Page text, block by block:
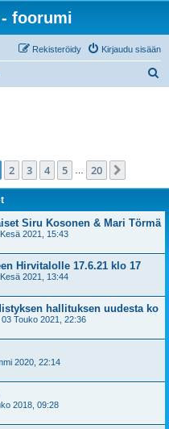
foorumi
Kirjaudu sisään
Rekisteröidy
/20
2 3 4 5 20
Siru Kosonen & Mari Törmä
2021, 15:43
Hirvitalolle 17.6.21 klo 17
2021, 13:44
hallituksen uudesta ko
03 Touko 2021, 22:36
2020, 22:14
2018, 09:28